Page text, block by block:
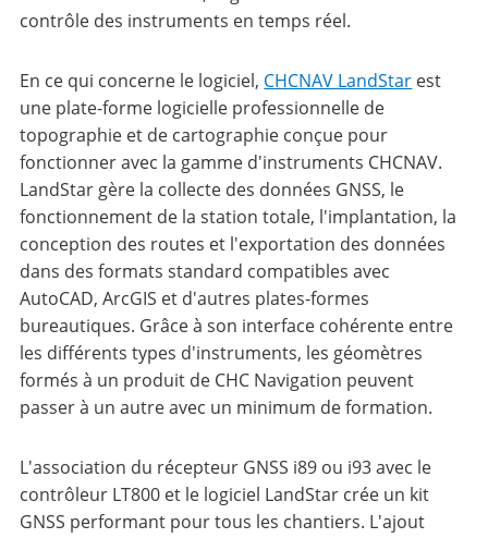
contrôle des instruments en temps réel.
En ce qui concerne le logiciel, CHCNAV LandStar est
une plate-forme logicielle professionnelle de
topographie et de cartographie conçue pour
fonctionner avec la gamme d'instruments CHCNAV.
LandStar gère la collecte des données GNSS, le
fonctionnement de la station totale, l'implantation, la
conception des routes et l'exportation des données
dans des formats standard compatibles avec
AutoCAD, ArcGIS et d'autres plates-formes
bureautiques. Grâce à son interface cohérente entre
les différents types d'instruments, les géomètres
formés à un produit de CHC Navigation peuvent
passer à un autre avec un minimum de formation.
L'association du récepteur GNSS i89 ou i93 avec le
contrôleur LT800 et le logiciel LandStar crée un kit
GNSS performant pour tous les chantiers. L'ajout